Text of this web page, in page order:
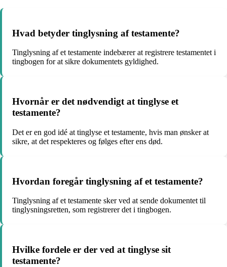
Hvad betyder tinglysning af testamente?
Tinglysning af et testamente indebærer at registrere testamentet i
tingbogen for at sikre dokumentets gyldighed.
Hvornår er det nødvendigt at tinglyse et
testamente?
Det er en god idé at tinglyse et testamente, hvis man ønsker at
sikre, at det respekteres og følges efter ens død.
Hvordan foregår tinglysning af et testamente?
Tinglysning af et testamente sker ved at sende dokumentet til
tinglysningsretten, som registrerer det i tingbogen.
Hvilke fordele er der ved at tinglyse sit
testamente?